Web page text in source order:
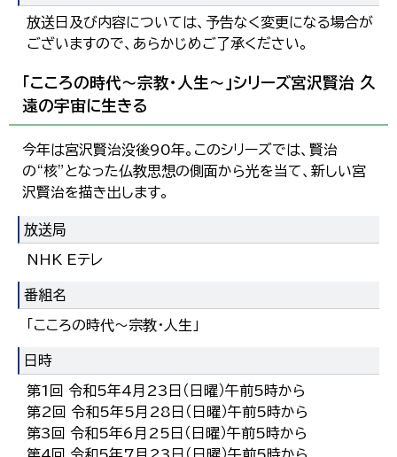
放送日及び内容については、予告なく変更になる場合が
ございますので、あらかじめご了承ください。
「こころの時代～宗教・人生～」シリーズ宮沢賢治 久
遠の宇宙に生きる
今年は宮沢賢治没後90年。このシリーズでは、賢治
の“核”となった仏教思想の側面から光を当て、新しい宮
沢賢治を描き出します。
放送局
NHK Eテレ
番組名
「こころの時代～宗教・人生」
日時
第1回 令和5年4月23日（日曜）午前5時から
第2回 令和5年5月28日（日曜）午前5時から
第3回 令和5年6月25日（日曜）午前5時から